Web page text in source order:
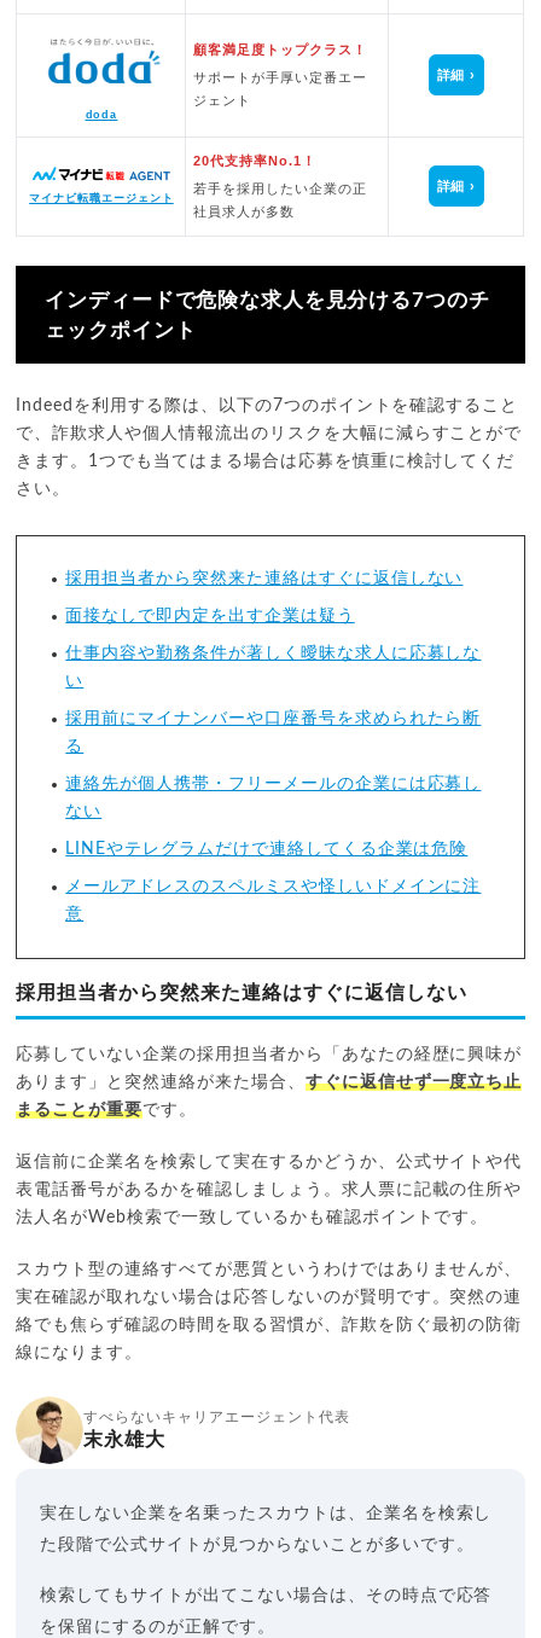
doda
顧客満足度トップクラス！
サポートが手厚い定番エー
ジェント
詳細
マイナビ転職エージェント
20代支持率No.1！
若手を採用したい企業の正
社員求人が多数
詳細
インディードで危険な求人を見分ける7つのチ
ェックポイント
Indeedを利用する際は、以下の7つのポイントを確認すること
で、詐欺求人や個人情報流出のリスクを大幅に減らすことがで
きます。1つでも当てはまる場合は応募を慎重に検討してくだ
さい。
採用担当者から突然来た連絡はすぐに返信しない
面接なしで即内定を出す企業は疑う
仕事内容や勤務条件が著しく曖昧な求人に応募しな
い
採用前にマイナンバーや口座番号を求められたら断
る
連絡先が個人携帯・フリーメールの企業には応募し
ない
LINEやテレグラムだけで連絡してくる企業は危険
メールアドレスのスペルミスや怪しいドメインに注
意
採用担当者から突然来た連絡はすぐに返信しない
応募していない企業の採用担当者から「あなたの経歴に興味が
あります」と突然連絡が来た場合、 すぐに返信せず一度立ち止
まることが重要です。
返信前に企業名を検索して実在するかどうか、公式サイトや代
表電話番号があるかを確認しましょう。求人票に記載の住所や
法人名がWeb検索で一致しているかも確認ポイントです。
スカウト型の連絡すべてが悪質というわけではありませんが、
実在確認が取れない場合は応答しないのが賢明です。突然の連
絡でも焦らず確認の時間を取る習慣が、詐欺を防ぐ最初の防衛
線になります。
すべらないキャリアエージェント代表
末永雄大
実在しない企業を名乗ったスカウトは、企業名を検索し
た段階で公式サイトが見つからないことが多いです。
検索してもサイトが出てこない場合は、その時点で応答
を保留にするのが正解です。